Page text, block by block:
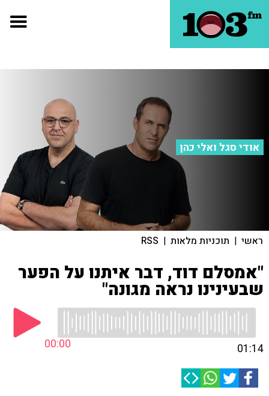
אודי סגל ואלי כהן
ראשי | תוכניות מלאות |
RSS
"אמסלם דוד, דבר איתנו על הפער
שבעינינו נראה מגונה"
00:00 01:14